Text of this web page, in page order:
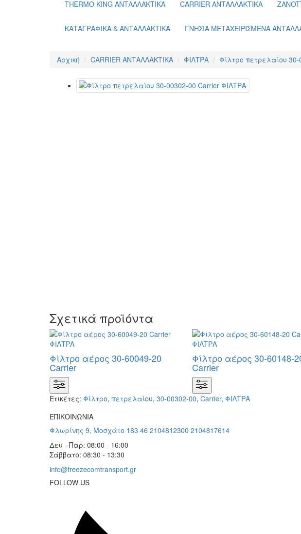
THERMO KING ΑΝΤΑΛΛΑΚΤΙΚΑ CARRIER ΑΝΤΑΛΛΑΚΤΙΚΑ
ΚΑΤΑΓΡΑΦΙΚΑ & ΑΝΤΑΛΛΑΚΤΙΚΑ ΓΝΗΣΙΑ ΜΕΤΑΧΕΙΡΙΣΜΕΝΑ
Αρχική CARRIER ΑΝΤΑΛΛΑΚΤΙΚΑ ΦΙΛΤΡΑ Φίλτρο πετρελαίου 30-
Σχετικά προϊόντα
Φίλτρο αέρος 30-60049-20
Carrier
Φίλτρο αέρος 30-60148-
Carrier
Ετικέτες: Φίλτρο, πετρελαίου, 30-00302-00, Carrier, ΦΙΛΤΡΑ
ΕΠΙΚΟΙΝΩΝΙΑ
Φλωρίνης 9, Μοσχάτο 183 46 2104812300 2104817614
Δευ - Παρ: 08:00 - 16:00
Σάββατο: 08:30 - 13:30
info@freezecomtransport.gr
FOLLOW US